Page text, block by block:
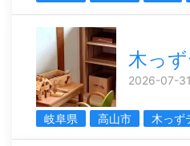
木っ
2026-07-
岐阜県 高山市 木っず